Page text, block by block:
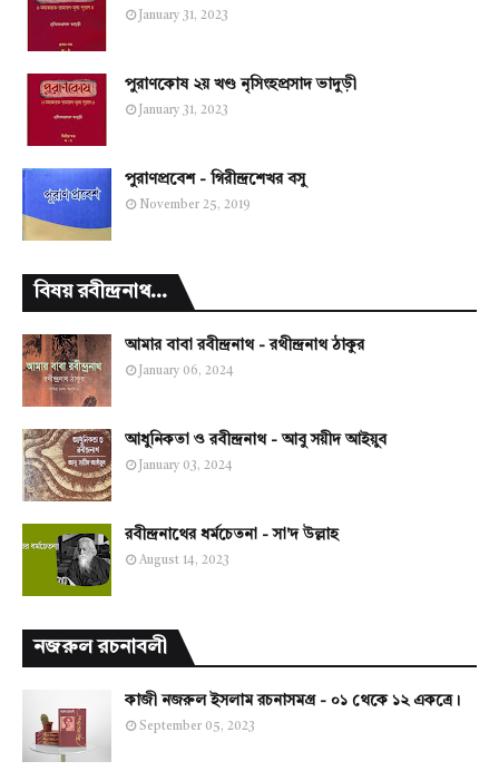
January 31, 2023
পুরাণকোষ ২য় খণ্ড নৃসিংহপ্রসাদ ভাদুড়ী
January 31, 2023
পুরাণপ্রবেশ - গিরীন্দ্রশেখর বসু
November 25, 2019
বিষয় রবীন্দ্রনাথ...
আমার বাবা রবীন্দ্রনাথ - রথীন্দ্রনাথ ঠাকুর
January 06, 2024
আধুনিকতা ও রবীন্দ্রনাথ - আবু সয়ীদ আইয়ুব
January 03, 2024
রবীন্দ্রনাথের ধর্মচেতনা - সা'দ উল্লাহ
August 14, 2023
নজরুল রচনাবলী
কাজী নজরুল ইসলাম রচনাসমগ্র - ০১ থেকে ১২ একত্রে।
September 05, 2023